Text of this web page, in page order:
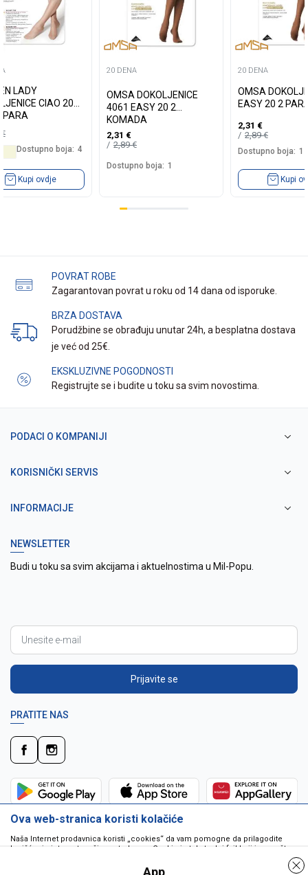
LADY
CIAO 20
PARA
€
Dostupno boja: 4
Kupi ovdje
20 DENA
OMSA DOKOLJENICE
4061 EASY 20 2
KOMADA
2,31 €
2,89€
Dostupno boja: 1
20 DENA
OMSA
EASY 20 2
2,31 €
2,89€
Dostupno boja: 1
Kupi
POVRAT ROBE
Zagarantovan povrat u roku od 14 dana od isporuke.
BRZA DOSTAVA
Porudžbine se obrađuju unutar 24h, a besplatna dostava
je već od 25€.
EKSKLUZIVNE POGODNOSTI
Registrujte se i budite u toku sa svim novostima.
PODACI O KOMPANIJI
KORISNIČKI SERVIS
INFORMACIJE
NEWSLETTER
Budi u toku sa svim akcijama i aktuelnostima u Mil-Popu.
Prijavite se
PRATITE NAS
Ova web-stranica koristi kolačiće
Naša Internet prodavnica koristi „cookies“ da vam pomogne da prilagodite
korišćenje interneta vašim potrebama. Cookie je tekstualni fajl koji je smešten
da pokrenu program ili da isporuče virus vašem računaru. Cookie-i su
App